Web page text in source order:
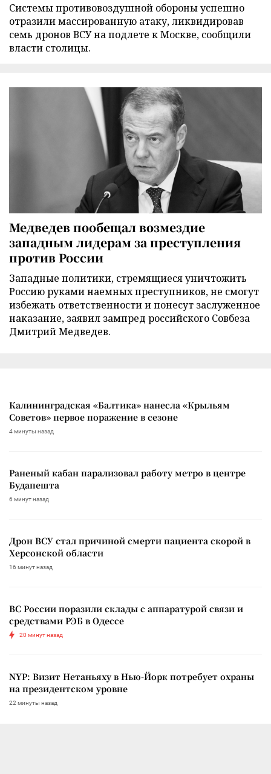
Cистемы противовоздушной обороны успешно
отразили массированную атаку, ликвидировав
семь дронов ВСУ на подлете к Москве, сообщили
власти столицы.
Медведев пообещал возмездие
западным лидерам за преступления
против России
Западные политики, стремящиеся уничтожить
Россию руками наемных преступников, не смогут
избежать ответственности и понесут заслуженное
наказание, заявил зампред российского Совбеза
Дмитрий Медведев.
Калининградская «Балтика» нанесла «Крыльям
Советов» первое поражение в сезоне
4 минуты назад
Раненый кабан парализовал работу метро в центре
Будапешта
6 минут назад
Дрон ВСУ стал причиной смерти пациента скорой в
Херсонской области
16 минут назад
ВС России поразили склады с аппаратурой связи и
средствами РЭБ в Одессе
20 минут назад
NYP: Визит Нетаньяху в Нью-Йорк потребует охраны
на президентском уровне
22 минуты назад